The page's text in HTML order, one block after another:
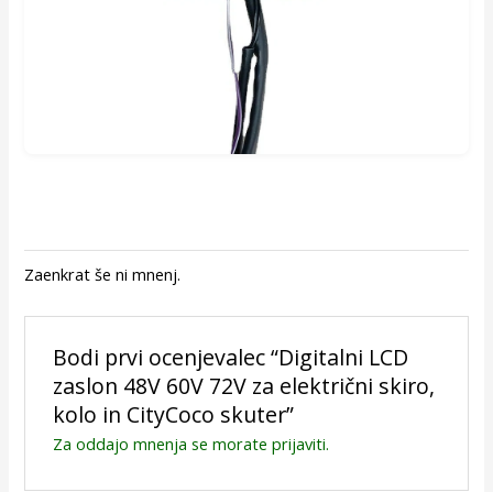
Zaenkrat še ni mnenj.
Bodi prvi ocenjevalec “Digitalni LCD
zaslon 48V 60V 72V za električni skiro,
kolo in CityCoco skuter”
Za oddajo mnenja se morate prijaviti.